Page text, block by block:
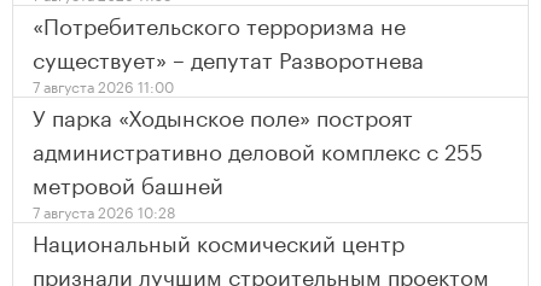
«Потребительского терроризма не
существует» – депутат Разворотнева
7 августа 2026 11:00
У парка «Ходынское поле» построят
административно деловой комплекс с 255
метровой башней
7 августа 2026 10:28
Национальный космический центр
признали лучшим строительным проектом